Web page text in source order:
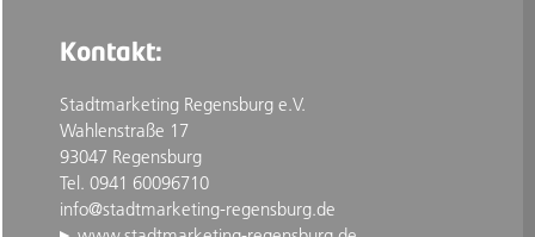
Kontakt:
Stadtmarketing Regensburg e.V.
Wahlenstraße 17
93047 Regensburg
Tel. 0941 60096710
info@stadtmarketing-regensburg.de